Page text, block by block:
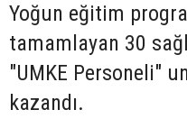
Yoğun eğitim
tamamlayan 30
"UMKE Personeli"
kazandı.